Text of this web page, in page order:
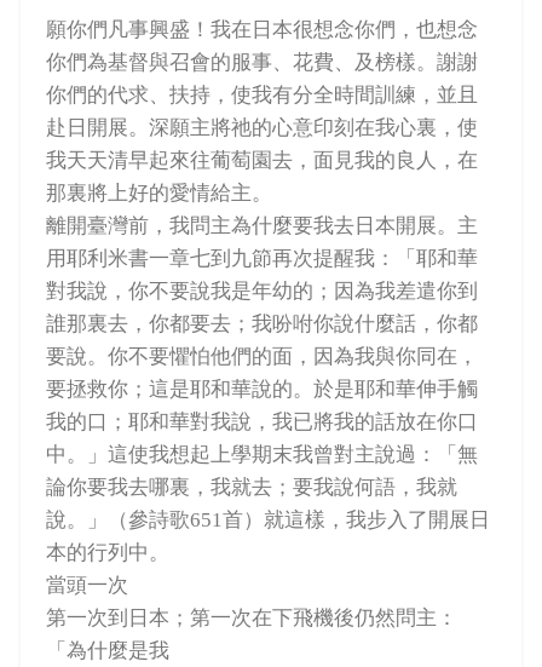
願你們凡事興盛！我在日本很想念你們，也想念
你們為基督與召會的服事、花費、及榜樣。謝謝
你們的代求、扶持，使我有分全時間訓練，並且
赴日開展。深願主將祂的心意印刻在我心裏，使
我天天清早起來往葡萄園去，面見我的良人，在
那裏將上好的愛情給主。
離開臺灣前，我問主為什麼要我去日本開展。主
用耶利米書一章七到九節再次提醒我：「耶和華
對我說，你不要說我是年幼的；因為我差遣你到
誰那裏去，你都要去；我吩咐你說什麼話，你都
要說。你不要懼怕他們的面，因為我與你同在，
要拯救你；這是耶和華說的。於是耶和華伸手觸
我的口；耶和華對我說，我已將我的話放在你口
中。」這使我想起上學期末我曾對主說過：「無
論你要我去哪裏，我就去；要我說何語，我就
說。」（參詩歌651首）就這樣，我步入了開展日
本的行列中。
當頭一次
第一次到日本；第一次在下飛機後仍然問主：
「為什麼是我